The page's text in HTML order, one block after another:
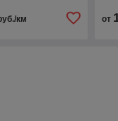
км от